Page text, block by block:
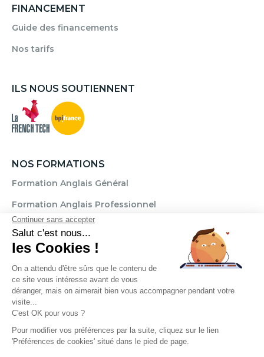
FINANCEMENT
Guide des financements
Nos tarifs
ILS NOUS SOUTIENNENT
NOS FORMATIONS
Formation Anglais Général
Formation Anglais Professionnel
Formation Allemand
Formation Espagnol
Formation Italien
Formation FLE
Règlement Mentions légalesCGU / CGV